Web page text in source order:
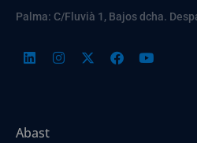
Palma: C/Fluvià 1, Bajos dcha.
Abast